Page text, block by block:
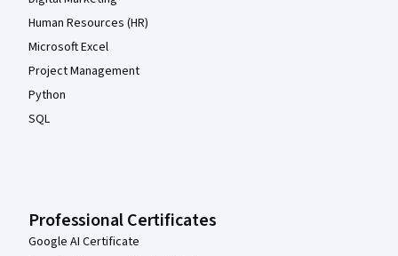
Human Resources (HR)
Microsoft Excel
Project Management
Python
SQL
Professional Certificates
Google AI Certificate